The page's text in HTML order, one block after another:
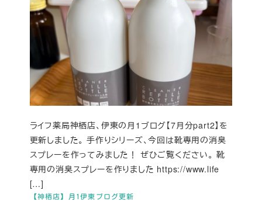
【神栖店】月1伊東ブログ更新
ライフ薬局神栖店、伊東の月1ブログ【7月分part2】を
更新しました。 手作りシリーズ、今回は靴専用の消臭
スプレーを作ってみました！ ぜひご覧ください。 靴
専用の消臭スプレーを作りました https://www.life
[…]